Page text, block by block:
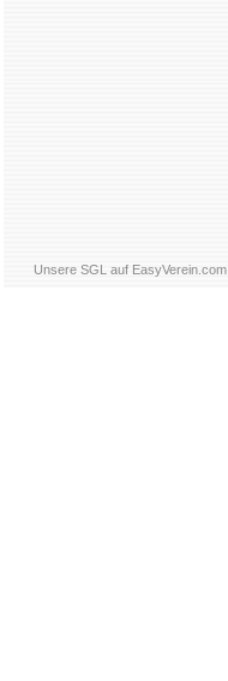
Unsere SGL auf EasyVerein.com